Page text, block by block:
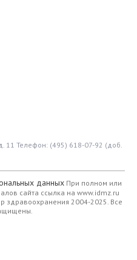
11 Телефон: (495) 618-07-92 (доб.
данныхПри полном или
сайта ссылка на www.idmz.ru
здравоохранения 2004-2025. Все